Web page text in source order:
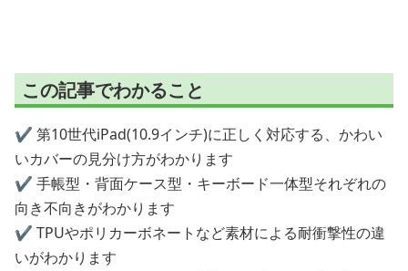
この記事でわかること
✔️ 第10世代iPad(10.9インチ)に正しく対応する、かわい
いカバーの見分け方がわかります
✔️ 手帳型・背面ケース型・キーボード一体型それぞれの
向き不向きがわかります
✔️ TPUやポリカーボネートなど素材による耐衝撃性の違
いがわかります